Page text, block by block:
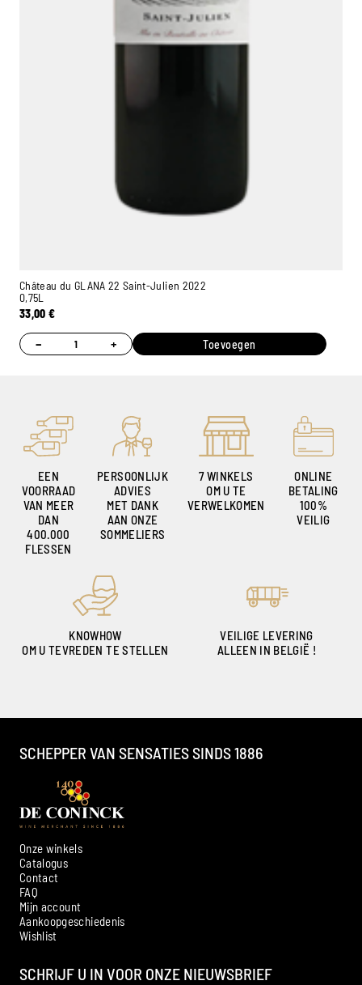
Château du GLANA 22 Saint-Julien 2022
0,75L
33,00€
− + Toevoegen
EEN
VOORRAAD
VAN MEER
DAN
400.000
FLESSEN
PERSOONLIJK
ADVIES
MET DANK
AAN ONZE
SOMMELIERS
7 WINKELS
OM U TE
VERWELKOMEN
ONLINE
BETALING
100%
VEILIG
KNOWHOW
OM U TEVREDEN TE STELLEN
VEILIGE LEVERING
ALLEEN IN BELGIË !
Onze winkels
Catalogus
Contact
FAQ
Mijn account
Aankoopgeschiedenis
Wishlist
SCHRIJF U IN VOOR ONZE NIEUWSBRIEF
SCHEPPER VAN SENSATIES SINDS 1886